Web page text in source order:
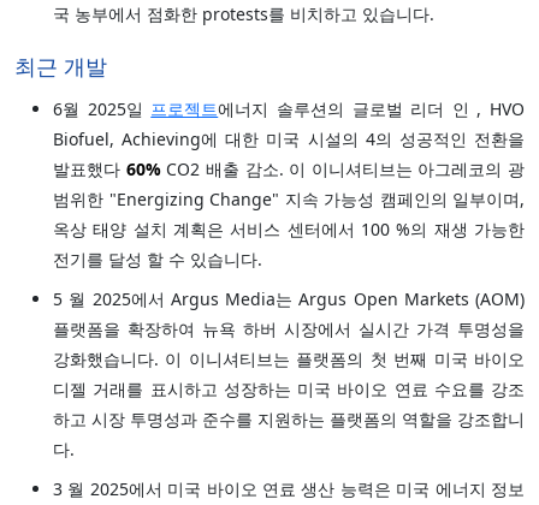
국 농부에서 점화한 protests를 비치하고 있습니다.
최근 개발
6월 2025일 프로젝트에너지 솔루션의 글로벌 리더 인 , HVO
Biofuel, Achieving에 대한 미국 시설의 4의 성공적인 전환을
발표했다 60%CO2 배출 감소. 이 이니셔티브는 아그레코의 광
범위한 "Energizing Change" 지속 가능성 캠페인의 일부이며,
옥상 태양 설치 계획은 서비스 센터에서 100 %의 재생 가능한
전기를 달성 할 수 있습니다.
5 월 2025에서 Argus Media는 Argus Open Markets (AOM)
플랫폼을 확장하여 뉴욕 하버 시장에서 실시간 가격 투명성을
강화했습니다. 이 이니셔티브는 플랫폼의 첫 번째 미국 바이오
디젤 거래를 표시하고 성장하는 미국 바이오 연료 수요를 강조
하고 시장 투명성과 준수를 지원하는 플랫폼의 역할을 강조합니
다.
3 월 2025에서 미국 바이오 연료 생산 능력은 미국 에너지 정보